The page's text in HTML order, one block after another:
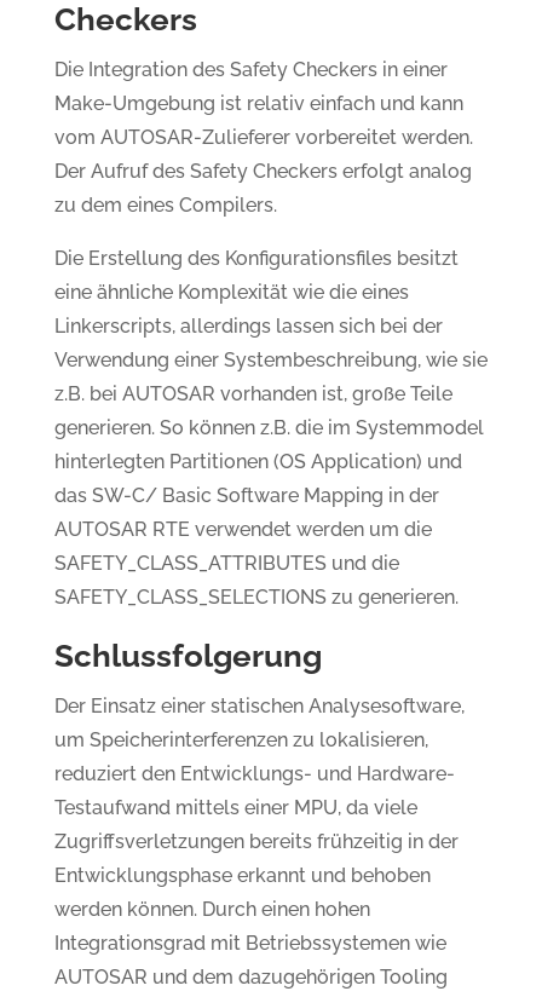
Checkers
Die Integration des Safety Checkers in einer
Make-Umgebung ist relativ einfach und kann
vom AUTOSAR-Zulieferer vorbereitet werden.
Der Aufruf des Safety Checkers erfolgt analog
zu dem eines Compilers.
Die Erstellung des Konfigurationsfiles besitzt
eine ähnliche Komplexität wie die eines
Linkerscripts, allerdings lassen sich bei der
Verwendung einer Systembeschreibung, wie sie
z.B. bei AUTOSAR vorhanden ist, große Teile
generieren. So können z.B. die im Systemmodel
hinterlegten Partitionen (OS Application) und
das SW-C/ Basic Software Mapping in der
AUTOSAR RTE verwendet werden um die
SAFETY_CLASS_ATTRIBUTES und die
SAFETY_CLASS_SELECTIONS zu generieren.
Schlussfolgerung
Der Einsatz einer statischen Analysesoftware,
um Speicherinterferenzen zu lokalisieren,
reduziert den Entwicklungs- und Hardware-
Testaufwand mittels einer MPU, da viele
Zugriffsverletzungen bereits frühzeitig in der
Entwicklungsphase erkannt und behoben
werden können. Durch einen hohen
Integrationsgrad mit Betriebssystemen wie
AUTOSAR und dem dazugehörigen Tooling